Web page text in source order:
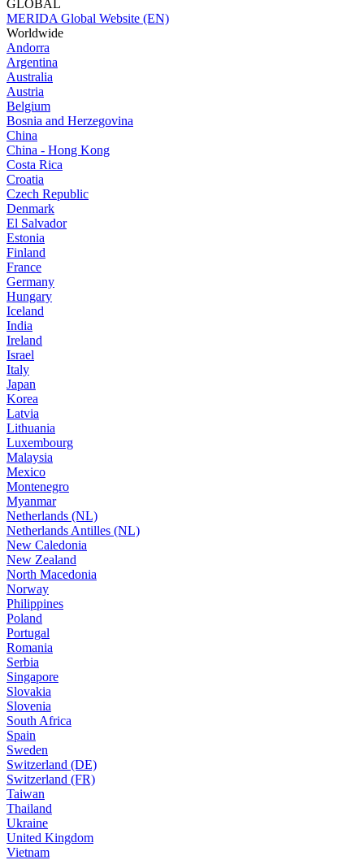
GLOBAL
MERIDA Global Website (EN)
Worldwide
Andorra
Argentina
Australia
Austria
Belgium
Bosnia and Herzegovina
China
China - Hong Kong
Costa Rica
Croatia
Czech Republic
Denmark
El Salvador
Estonia
Finland
France
Germany
Hungary
Iceland
India
Ireland
Israel
Italy
Japan
Korea
Latvia
Lithuania
Luxembourg
Malaysia
Mexico
Montenegro
Myanmar
Netherlands (NL)
Netherlands Antilles (NL)
New Caledonia
New Zealand
North Macedonia
Norway
Philippines
Poland
Portugal
Romania
Serbia
Singapore
Slovakia
Slovenia
South Africa
Spain
Sweden
Switzerland (DE)
Switzerland (FR)
Taiwan
Thailand
Ukraine
United Kingdom
Vietnam